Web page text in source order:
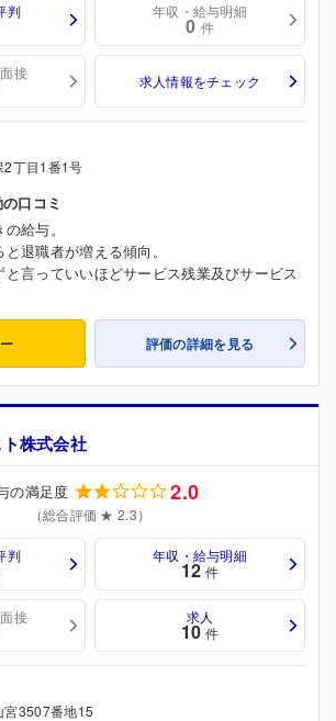
判 年収・給与明細
0 件
接 求人情報をチェック
2丁目1番1号
口コミ
給与。
退職者が増える傾向。
言っていいほどサービス残業及びサービス
評価の詳細を見る
株式会社
の満足度 2.0
（総合評価 ★ 2.3）
判 年収・給与明細
12 件
接 求人
10 件
宮3507番地15